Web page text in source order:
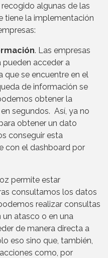
algunas de las
tiene la implementación
. Las empresas
pueden acceder a
que se encuentre en el
de información se
obtener la
segundos. Así, ya no
obtener un dato
conseguir esta
con el dashboard por
permite estar
consultamos los datos
realizar consultas
atasco o en una
de manera directa a
eso sino que, también,
como, por